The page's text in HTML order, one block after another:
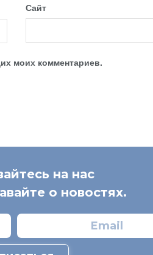
Сайт
моих комментариев.
на нас
о новостях.